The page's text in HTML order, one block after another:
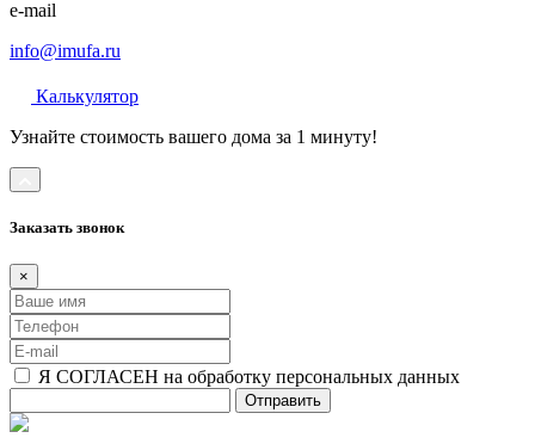
e-mail
info@imufa.ru
Калькулятор
Узнайте стоимость вашего дома за 1 минуту!
Заказать звонок
×
Я СОГЛАСЕН на обработку персональных данных
Отправить